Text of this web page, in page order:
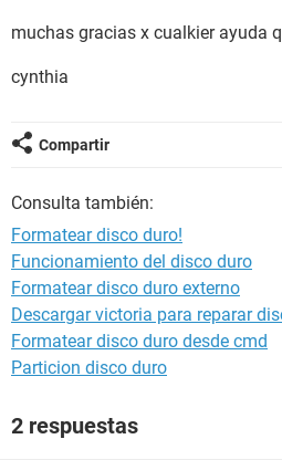
muchas gracias x cualkier ayuda
cynthia
Compartir
Consulta también:
Formatear disco duro!
Funcionamiento del disco duro
Formatear disco duro externo
Descargar victoria para reparar
Formatear disco duro desde cmd
Particion disco duro
2 respuestas